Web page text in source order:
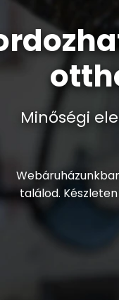
Minőségi
találod.